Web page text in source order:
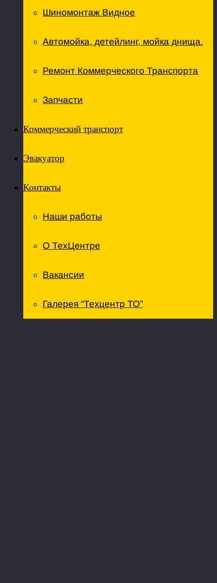
Шиномонтаж Видное
Автомойка, детейлинг, мойка днища.
Ремонт Коммерческого Транспорта
Запчасти
Коммерческий транспорт
Эвакуатор
Контакты
Наши работы
О ТехЦентре
Вакансии
Галерея “Техцентр ТО”